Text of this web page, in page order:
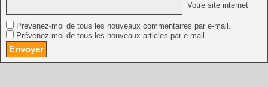
Votre site internet
Prévenez-moi de tous les nouveaux commentaires par e-mail.
Prévenez-moi de tous les nouveaux articles par e-mail.